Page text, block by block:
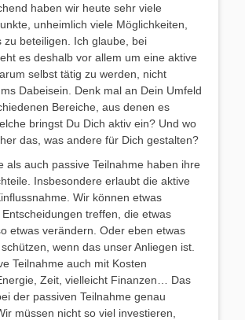
haben wir heute sehr viele
unheimlich viele Möglichkeiten,
zu beteiligen. Ich glaube, bei
es deshalb vor allem um eine aktive
selbst tätig zu werden, nicht
Dabeisein. Denk mal an Dein Umfeld
Bereiche, aus denen es
bringst Du Dich aktiv ein? Und wo
das, was andere für Dich gestalten?
als auch passive Teilnahme haben ihre
Insbesondere erlaubt die aktive
Wir können etwas
treffen, die etwas
etwas verändern. Oder eben etwas
wenn das unser Anliegen ist.
Teilnahme auch mit Kosten
Zeit, vielleicht Finanzen… Das
der passiven Teilnahme genau
müssen nicht so viel investieren,